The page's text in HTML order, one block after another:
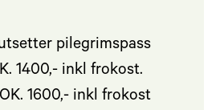
pilegrimspass
1400,- inkl frokost.
1600,- inkl frokost